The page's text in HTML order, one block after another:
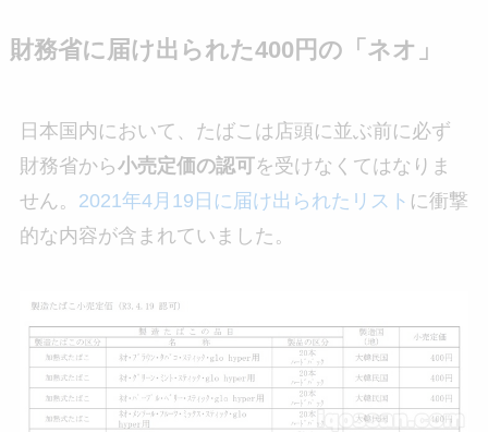
財務省に届け出られた400円の「ネオ」
日本国内において、たばこは店頭に並ぶ前に必ず
財務省から小売定価の認可を受けなくてはなりま
せん。 2021年4月19日に届け出られたリスト に衝撃
的な内容が含まれていました。